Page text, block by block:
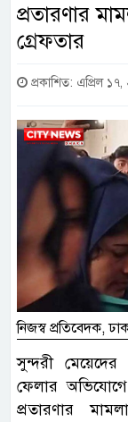
প্রতারণার
গ্রেফতার
প্রকাশিত: এপ্রিল
নিজস্ব প্রতিবেদক,
সুন্দরী মেয়েদের
ফেলার
প্রতারণার